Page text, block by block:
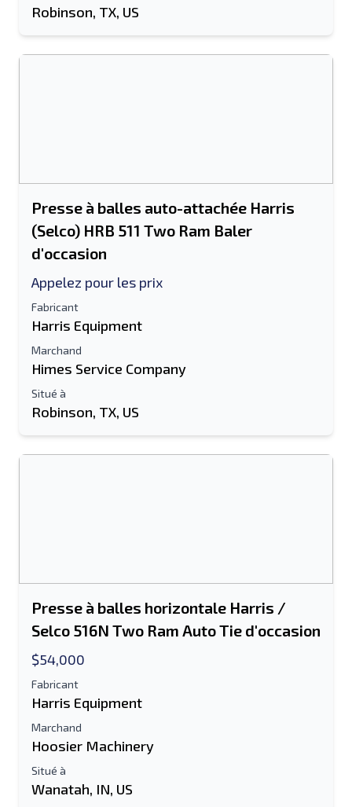
Robinson, TX, US
Presse à balles auto-attachée Harris
(Selco) HRB 511 Two Ram Baler
d'occasion
Appelez pour les prix
Fabricant
Harris Equipment
Marchand
Himes Service Company
Situé à
Robinson, TX, US
Presse à balles horizontale Harris /
Selco 516N Two Ram Auto Tie d'occasion
$54,000
Fabricant
Harris Equipment
Marchand
Hoosier Machinery
Situé à
Wanatah, IN, US